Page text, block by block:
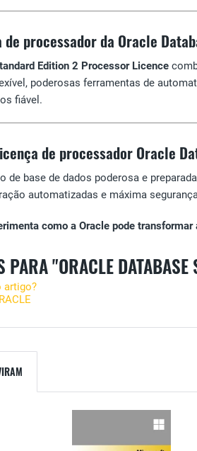
processador da Oracle
Edition 2 Processor Licence
poderosas ferramentas de
fiável.
de processador Oracle
de base de dados poderosa e
automatizadas e máxima
como a Oracle pode
PARA "ORACLE
artigo?